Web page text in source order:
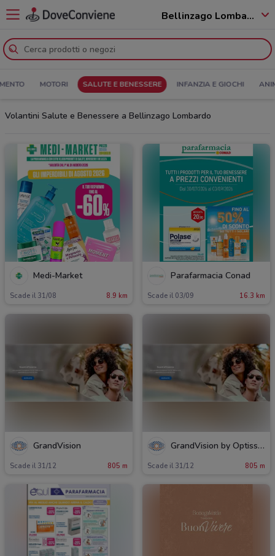
Bellinzago Lombardo - 20060
MOTORI SALUTE E BENESSERE INFANZIA E GIOCHI
Volantini Salute e Benessere a Bellinzago Lombardo
Medi-Market
Scade il 31/08 8.9 km
Parafarmacia Conad
Scade il 03/09 16.3 km
GrandVision
Scade il 31/12 805 m
GrandVision by Optissimo
Scade il 31/12 805 m